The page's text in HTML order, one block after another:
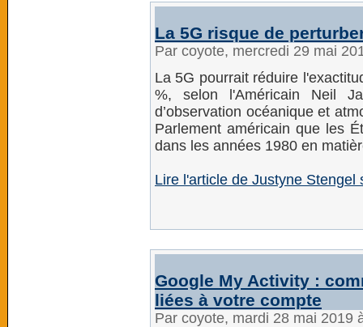
La 5G risque de
Par coyote, mercredi 29 mai
La 5G pourrait réduire
%, selon l'Américain Neil
d’observation océanique et
Parlement américain que les
dans les années 1980 en
Lire l'article de Justyne Stengel
Google My Activity :
liées à votre compte
Par coyote, mardi 28 mai 2019